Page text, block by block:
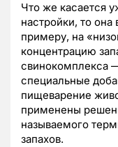
Что же касается
настройки, то
примеру, на
концентрацию
свинокомплекса
специальные
пищеварение
применены
называемого
запахов.